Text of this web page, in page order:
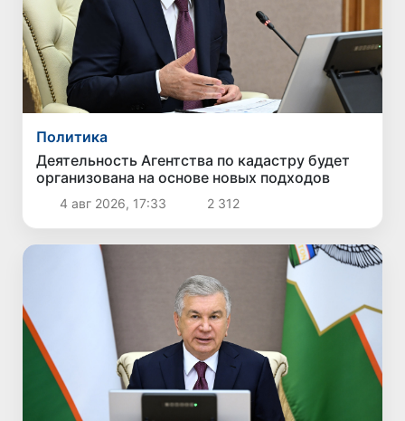
Политика
Деятельность Агентства по кадастру будет
организована на основе новых подходов
4 авг 2026, 17:33 2 312